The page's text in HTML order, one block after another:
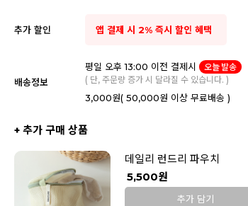
추가 할인 앱 결제 시 2% 즉시 할인 혜택
배송정보
평일 오후 13:00 이전 결제시
오늘 발송
( 단, 주문량 증가 시 달라질 수 있습니다. )
3,000원( 50,000원 이상 무료배송 )
+ 추가 구매 상품
데일리 런드리 파우치
5,500원
추가 담기